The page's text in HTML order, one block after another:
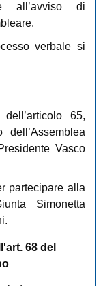
all’avviso di
verbale si
65,
Vasco
partecipare alla
Simonetta
68 del